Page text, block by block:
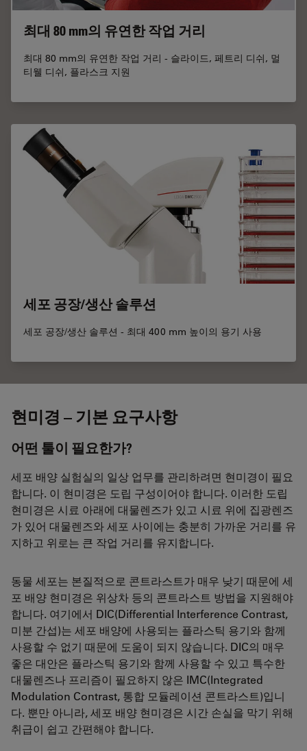
최대 80 mm의 유연한 작업 거리
최대 80 mm의 유연한 작업 거리 - 슬라이드, 페트리 디쉬, 멀
티웰 디쉬, 플라스크 지원
세포 공장/생산 솔루션
세포 공장/생산 솔루션 - 최대 400 mm 높이의 용기 사용
현미경 – 기본 요구사항
어떤 툴이 필요한가?
세포 배양 실험실의 일상 업무를 관리하려면 현미경이 필요
합니다. 이 현미경은 도립 구성이어야 합니다. 이러한 도립
현미경은 시료 아래에 대물렌즈가 있고 시료 위에 집광렌즈
가 있어 대물렌즈와 세포 사이에는 충분히 가까운 거리를 유
지하고 위로는 큰 작업 거리를 유지합니다.
동물 세포는 본질적으로 콘트라스트가 매우 낮기 때문에 세
포 배양 현미경은 위상차 등의 콘트라스트 방법을 지원해야
합니다. 여기에서 DIC(Differential Interference Contrast,
미분 간섭)는 세포 배양에 사용되는 플라스틱 용기와 함께
사용할 수 없기 때문에 도움이 되지 않습니다. DIC의 매우
좋은 대안은 플라스틱 용기와 함께 사용할 수 있고 특수한
대물렌즈나 프리즘이 필요하지 않은 IMC(Integrated
Modulation Contrast, 통합 모듈레이션 콘트라스트)입니
다. 뿐만 아니라, 세포 배양 현미경은 시간 손실을 막기 위해
취급이 쉽고 간편해야 합니다.